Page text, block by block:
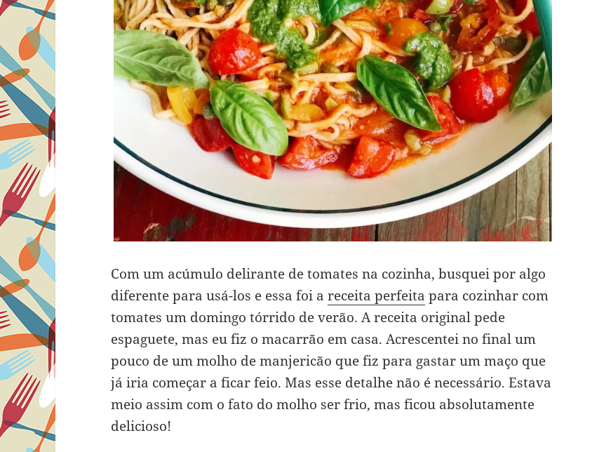
Com um acúmulo delirante de tomates na cozinha, busquei por algo
diferente para usá-los e essa foi areceita perfeita para cozinhar com
tomates um domingo tórrido de verão. A receita original pede
espaguete, mas eu fiz o macarrão em casa. Acrescentei no final um
pouco de um molho de manjericão que fiz para gastar um maço que
já iria começar a ficar feio. Mas esse detalhe não é necessário. Estava
meio assim com o fato do molho ser frio, mas ficou absolutamente
delicioso!